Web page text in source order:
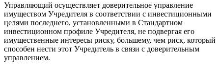
Управляющий осуществляет доверительное управление
имуществом Учредителя в соответствии с инвестиционными
целями последнего, установленными в Стандартном
инвестиционном профиле Учредителя, не подвергая его
имущественные интересы риску, большему, чем риск, который
способен нести этот Учредитель в связи с доверительным
управлением.